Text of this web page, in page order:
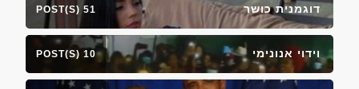
דוגמנית כושר 51 POST(S)
וידוי אנונימי 10 POST(S)